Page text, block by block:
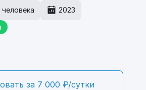
человека
2023
за 7 000 ₽/сутки